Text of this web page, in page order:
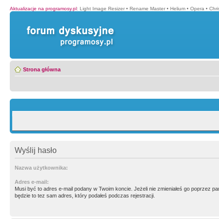
Aktualizacje na programosy.pl: Light Image Resizer • Rename Master • Helium • Opera •
Strona główna
Wyślij hasło
Nazwa użytkownika:
Adres e-mail:
Musi być to adres e-mail podany w Twoim koncie. Jeżeli nie zmieniałeś go poprzez
będzie to tez sam adres, który podałeś podczas rejestracji.